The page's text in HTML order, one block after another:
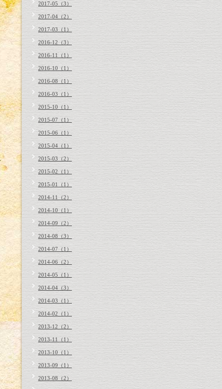
2017-05（3）
2017-04（2）
2017-03（1）
2016-12（3）
2016-11（1）
2016-10（1）
2016-08（1）
2016-03（1）
2015-10（1）
2015-07（1）
2015-06（1）
2015-04（1）
2015-03（2）
2015-02（1）
2015-01（1）
2014-11（2）
2014-10（1）
2014-09（2）
2014-08（3）
2014-07（1）
2014-06（2）
2014-05（1）
2014-04（3）
2014-03（1）
2014-02（1）
2013-12（2）
2013-11（1）
2013-10（1）
2013-09（1）
2013-08（2）